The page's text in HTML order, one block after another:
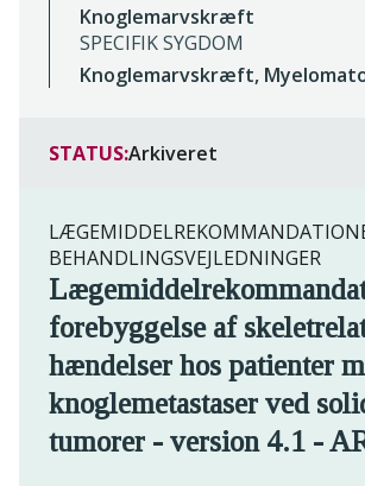
Knoglemarvskræft
SPECIFIK SYGDOM
Knoglemarvskræft,
STATUS:Arkiveret
BEHANDLINGSVEJLEDNINGER
forebyggelse af
hændelser hos patienter
knoglemetastaser ved
tumorer - version 4.1 -